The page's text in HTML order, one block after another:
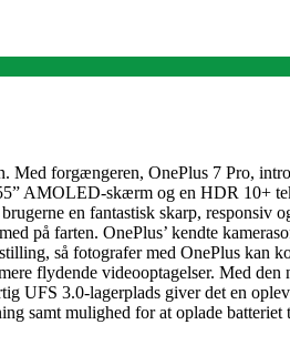
Med forgængeren, OnePlus 7 Pro,
AMOLED-skærm og en HDR 10+
en fantastisk skarp, responsiv
på farten. OnePlus’ kendte
så fotografer med OnePlus kan
flydende videooptagelser. Med den
3.0-lagerplads giver det en
samt mulighed for at oplade